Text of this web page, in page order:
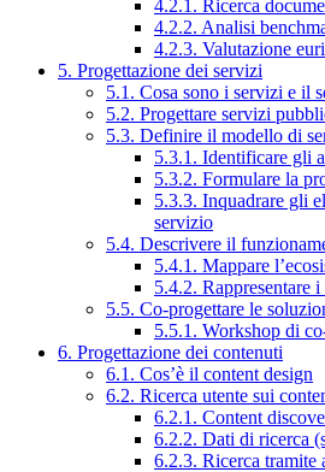
4.2.1. Ricerca
4.2.2. Analisi
4.2.3. Valutazione
5. Progettazione dei servizi
5.1. Cosa sono i servizi e il
5.2. Progettare servizi
5.3. Definire il modello di
5.3.1. Identificare gli
5.3.2. Formulare la
5.3.3. Inquadrare gli
servizio
5.4. Descrivere il
5.4.1. Mappare
5.4.2. Rappresentare
5.5. Co-progettare le
5.5.1. Workshop di
6. Progettazione dei contenuti
6.1. Cos’è il content design
6.2. Ricerca utente sui
6.2.1. Content
6.2.2. Dati di ricerca
6.2.3. Ricerca tramite